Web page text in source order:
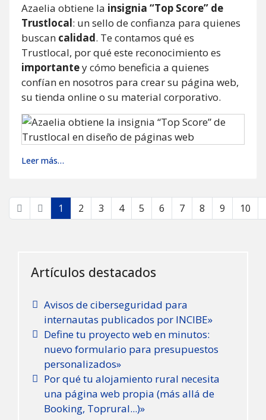
Azaelia obtiene la insignia “Top Score” de
Trustlocal: un sello de confianza para quienes
buscan calidad. Te contamos qué es
Trustlocal, por qué este reconocimiento es
importantey cómo beneficia a quienes
confían en nosotros para crear su página web,
su tienda online o su material corporativo.
Leer más…
1 2 3 4 5 6 7 8 9 10
Artículos destacados
Avisos de ciberseguridad para
internautas publicados por INCIBE»
Define tu proyecto web en minutos:
nuevo formulario para presupuestos
personalizados»
Por qué tu alojamiento rural necesita
una página web propia (más allá de
Booking, Toprural...)»